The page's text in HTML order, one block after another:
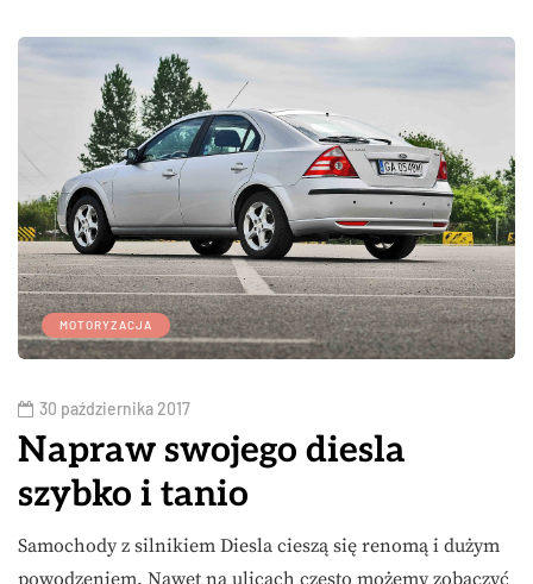
MOTORYZACJA
30 października 2017
Napraw swojego diesla
szybko i tanio
Samochody z silnikiem Diesla cieszą się renomą i dużym